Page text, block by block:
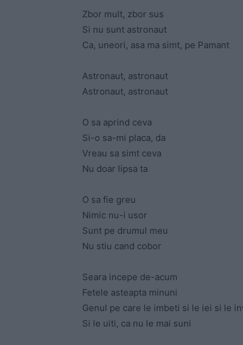
Zbor mult, zbor sus
Si nu sunt astronaut
Ca, uneori, asa ma simt, pe Pamant
Astronaut, astronaut
Astronaut, astronaut
O sa aprind ceva
Si-o sa-mi placa, da
Vreau sa simt ceva
Nu doar lipsa ta
O sa fie greu
Nimic nu-i usor
Sunt pe drumul meu
Nu stiu cand cobor
Seara incepe de-acum
Fetele asteapta minuni
Genul pe care le imbeti si le iei si le
Si le uiti, ca nu le mai suni